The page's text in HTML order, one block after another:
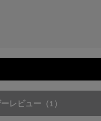
レビュー （1）